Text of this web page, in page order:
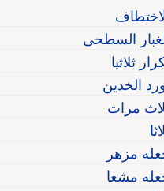
السطحى
ثلاثيا
الخدين
مرات
مزهر
مشعا